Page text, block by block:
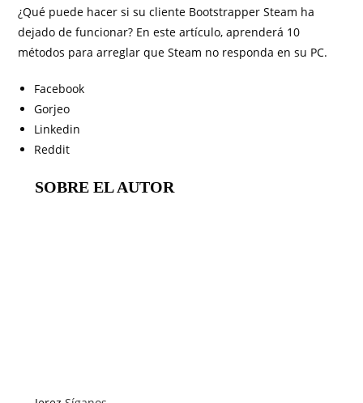
¿Qué puede hacer si su cliente Bootstrapper Steam ha
dejado de funcionar? En este artículo, aprenderá 10
métodos para arreglar que Steam no responda en su PC.
Facebook
Gorjeo
Linkedin
Reddit
SOBRE EL AUTOR